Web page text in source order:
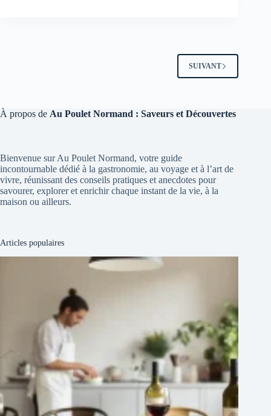
SUIVANT
À propos de Au Poulet Normand : Saveurs et Découvertes
Bienvenue sur Au Poulet Normand, votre guide
incontournable dédié à la gastronomie, au voyage et à l’art de
vivre, réunissant des conseils pratiques et anecdotes pour
savourer, explorer et enrichir chaque instant de la vie, à la
maison ou ailleurs.
Articles populaires